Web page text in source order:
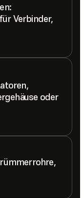
Verbinder,
oder